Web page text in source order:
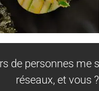
de personnes me
réseaux, et vous ?